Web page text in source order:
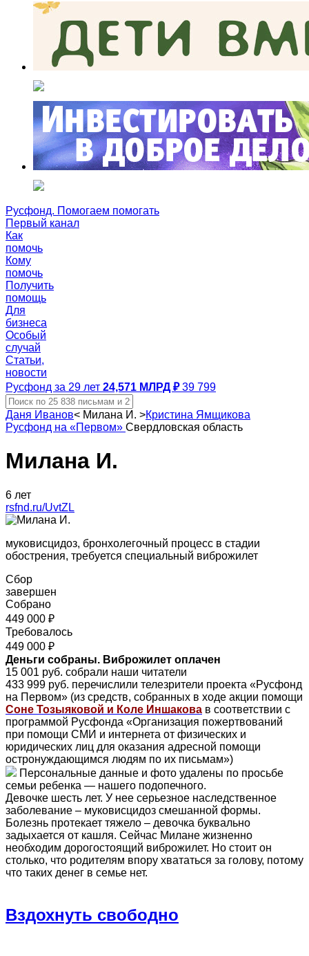
Русфонд. Помогаем помогать
Первый канал
Как
помочь
Кому
помочь
Получить
помощь
Для
бизнеса
Особый
случай
Статьи,
новости
Русфонд за 29 лет 24,571 МЛРД ₽ 39 799
Даня Иванов< Милана И. >Кристина Ямщикова
Русфонд на «Первом» Свердловская область
Милана И.
6 лет
rsfnd.ru/UvtZL
муковисцидоз, бронхолегочный процесс в стадии
обострения, требуется специальный виброжилет
Сбор
завершен
Собрано
449 000 ₽
Требовалось
449 000 ₽
Деньги собраны. Виброжилет оплачен
15 001 руб. собрали наши читатели
433 999 руб. перечислили телезрители проекта «Русфонд
на Первом» (из средств, собранных в ходе акции помощи
Соне Тозыяковой и Коле Иншакова в соответствии с
программой Русфонда «Организация пожертвований
при помощи СМИ и интернета от физических и
юридических лиц для оказания адресной помощи
остронуждающимся людям по их письмам»)
Персональные данные и фото удалены по просьбе
семьи ребенка — нашего подопечного.
Девочке шесть лет. У нее серьезное наследственное
заболевание – муковисцидоз смешанной формы.
Болезнь протекает тяжело – девочка буквально
задыхается от кашля. Сейчас Милане жизненно
необходим дорогостоящий виброжилет. Но стоит он
столько, что родителям впору хвататься за голову, потому
что таких денег в семье нет.
Вздохнуть свободно